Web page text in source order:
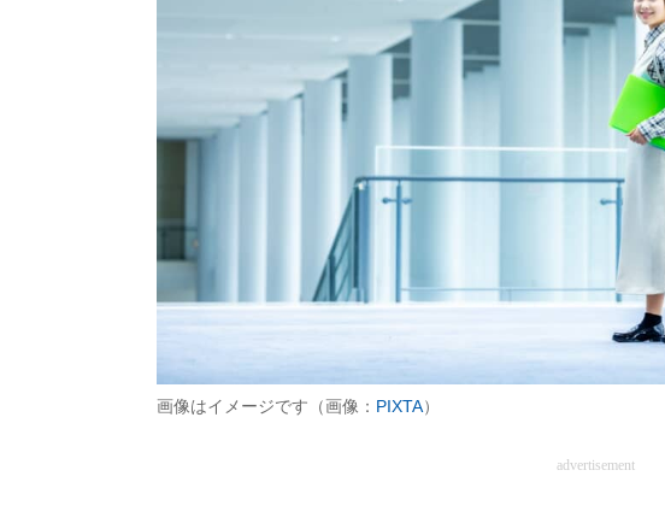
画像はイメージです（画像： PIXTA）
advertisement